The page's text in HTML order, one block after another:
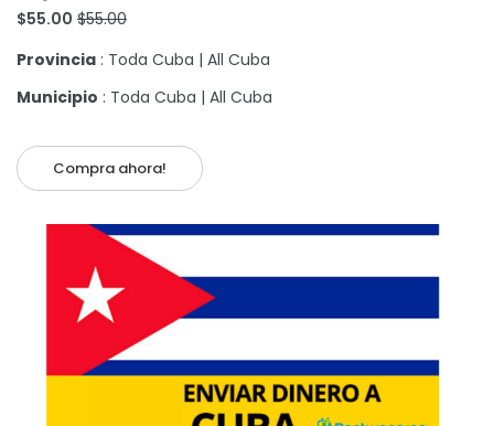
$55.00 $55.00
Provincia : Toda Cuba | All Cuba
Municipio : Toda Cuba | All Cuba
Compra ahora!